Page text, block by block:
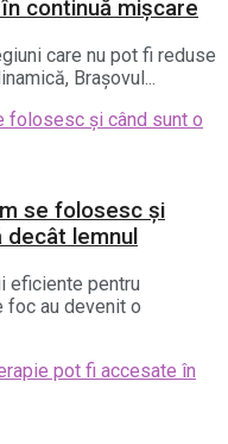
continuă mișcare
care nu pot fi reduse
Brașovul...
se folosesc și
lemnul
eficiente pentru
foc au devenit o